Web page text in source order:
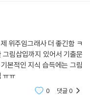
119
은 길잡이가 되길 기원하며,
.
위주임그래사 더 좋긴함 ㅋ
림삽입까지 있어서 기출문
본적인 지식 습득에는 그림
ㅠㅠ
0 댓글0